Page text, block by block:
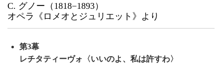
C. グノー（1818−1893）
オペラ《ロメオとジュリエット》より
第3幕
レチタティーヴォ〈いいのよ、私は許すわ〉